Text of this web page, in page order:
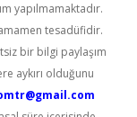
yapılmamaktadır.
tesadüfidir.
bir bilgi paylaşım
aykırı olduğunu